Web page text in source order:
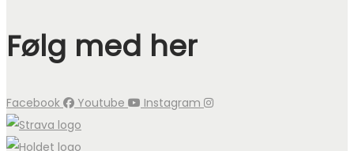
Følg med her
Facebook Youtube Instagram